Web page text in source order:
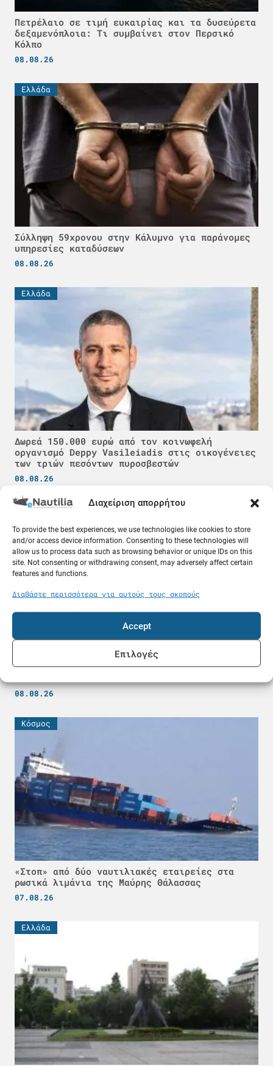
Διαχείριση απορρήτου
To provide the best experiences, we use technologies like cookies to store
and/or access device information. Consenting to these technologies will
allow us to process data such as browsing behavior or unique IDs on this
site. Not consenting or withdrawing consent, may adversely affect certain
features and functions.
Διαβάστε περισσότερα για αυτούς τους σκοπούς
Accept
Επιλογές
Πετρέλαιο σε τιμή ευκαιρίας και τα δυσεύρετα
δεξαμενόπλοια: Τι συμβαίνει στον Περσικό
Κόλπο
08.08.26
Ελλάδα
Σύλληψη 59χρονου στην Κάλυμνο για παράνομες
υπηρεσίες καταδύσεων
08.08.26
Ελλάδα
Δωρεά 150.000 ευρώ από τον κοινωφελή
οργανισμό Deppy Vasileiadis στις οικογένειες
των τριών πεσόντων πυροσβεστών
08.08.26
Ποντοπόρος
Μετά τον πλοίαρχο, στο εδώλιο και ο πλοηγός
για τη θανατηφόρα σύγκρουση του «MISJE
08.08.26
Κόσμος
«Στοπ» από δύο ναυτιλιακές εταιρείες στα
ρωσικά λιμάνια της Μαύρης Θάλασσας
07.08.26
Ελλάδα